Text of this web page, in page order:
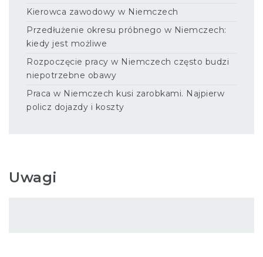
Kierowca zawodowy w Niemczech
Przedłużenie okresu próbnego w Niemczech:
kiedy jest możliwe
Rozpoczęcie pracy w Niemczech często budzi
niepotrzebne obawy
Praca w Niemczech kusi zarobkami. Najpierw
policz dojazdy i koszty
Uwagi